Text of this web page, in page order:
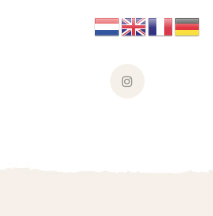
Instagram